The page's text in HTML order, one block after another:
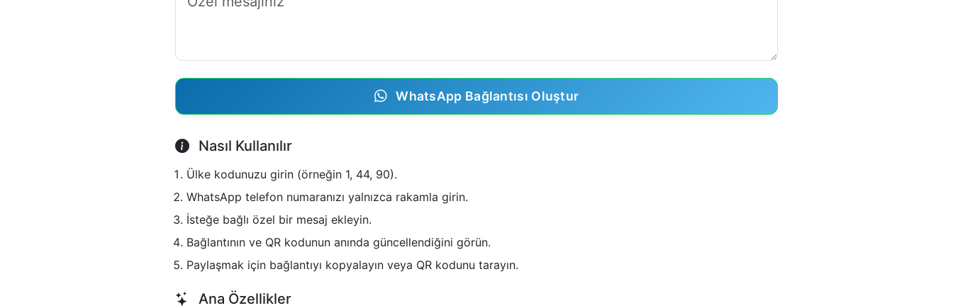
WhatsApp Bağlantısı Oluştur
Nasıl Kullanılır
Ülke kodunuzu girin (örneğin 1, 44, 90).
WhatsApp telefon numaranızı yalnızca rakamla girin.
İsteğe bağlı özel bir mesaj ekleyin.
Bağlantının ve QR kodunun anında güncellendiğini görün.
Paylaşmak için bağlantıyı kopyalayın veya QR kodunu tarayın.
Ana Özellikler